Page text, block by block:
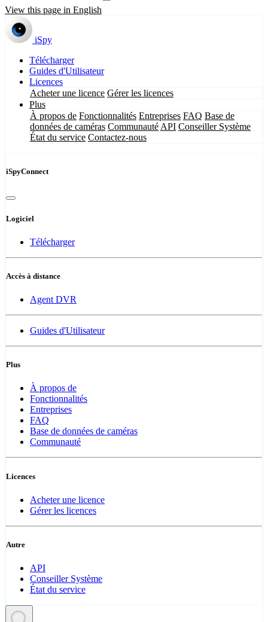
View this page in English
iSpy
Télécharger
Guides d'Utilisateur
Licences
Acheter une licence Gérer les licences
Plus
À propos de Fonctionnalités Entreprises FAQ Base de
données de caméras Communauté API Conseiller Système
État du service Contactez-nous
iSpyConnect
Logiciel
Télécharger
Accès à distance
Agent DVR
Guides d'Utilisateur
Plus
À propos de
Fonctionnalités
Entreprises
FAQ
Base de données de caméras
Communauté
Licences
Acheter une licence
Gérer les licences
Autre
API
Conseiller Système
État du service